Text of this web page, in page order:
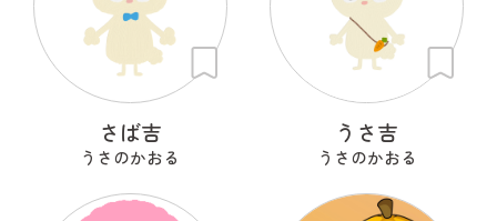
さば吉
うさのかおる
うさ吉
うさのかおる